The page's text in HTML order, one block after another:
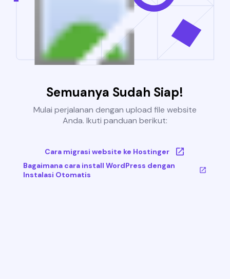
Semuanya Sudah Siap!
Mulai perjalanan dengan upload file website
Anda. Ikuti panduan berikut:
Cara migrasi website ke Hostinger
Bagaimana cara install WordPress dengan
Instalasi Otomatis